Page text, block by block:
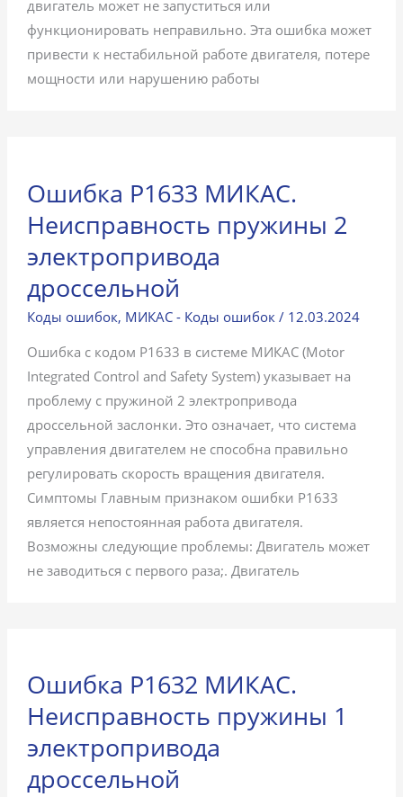
двигатель может не запуститься или
функционировать неправильно. Эта ошибка может
привести к нестабильной работе двигателя, потере
мощности или нарушению работы
Ошибка P1633 МИКАС.
Неисправность пружины 2
электропривода
дроссельной
Коды ошибок, МИКАС - Коды ошибок/ 12.03.2024
Ошибка с кодом P1633 в системе МИКАС (Motor
Integrated Control and Safety System) указывает на
проблему с пружиной 2 электропривода
дроссельной заслонки. Это означает, что система
управления двигателем не способна правильно
регулировать скорость вращения двигателя.
Симптомы Главным признаком ошибки P1633
является непостоянная работа двигателя.
Возможны следующие проблемы: Двигатель может
не заводиться с первого раза;. Двигатель
Ошибка P1632 МИКАС.
Неисправность пружины 1
электропривода
дроссельной